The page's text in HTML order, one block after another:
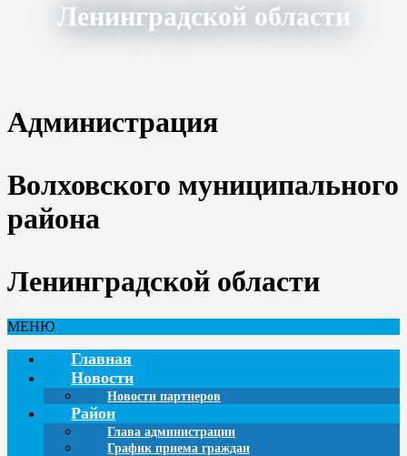
Ленинградской области
Администрация
Волховского муниципального
района
Ленинградской области
МЕНЮ
Главная
Новости
Новости партнеров
Район
Глава администрации
График приема граждан